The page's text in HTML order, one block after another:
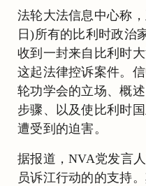
法轮大法信息中心称
日)所有的比利时政治
收到一封来自比利时
这起法律控诉案件。
轮功学会的立场、概
步骤、以及使比利时
遭受到的迫害。
据报道，NVA党发言
员诉江行动的的支持